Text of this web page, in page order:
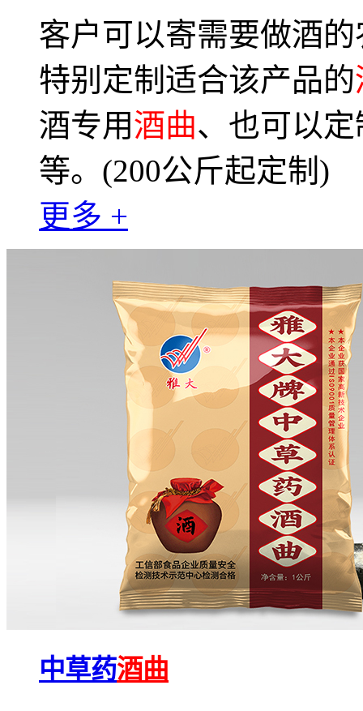
客户可以寄需要做酒
特别定制适合该产品的
酒专用酒曲、也可以
等。(200公斤起定制)
更多 +
中草药酒曲